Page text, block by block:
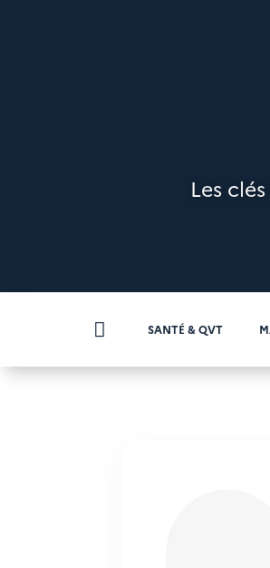
Les
 SANTÉ & QVT